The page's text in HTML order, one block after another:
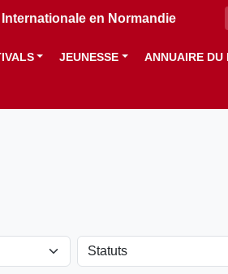
en Normandie
JEUNESSE ANNUAIRE DU